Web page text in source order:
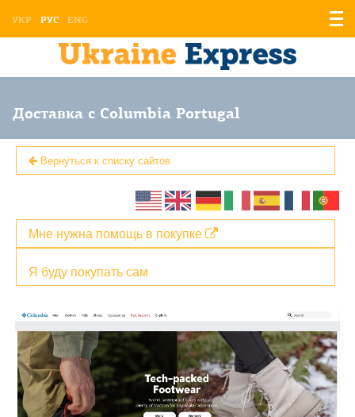
УКР РУС ENG
Доставка с Columbia Portugal
Вернуться к списку сайтов
Я буду покупать сам
Мне нужна помощь в покупке